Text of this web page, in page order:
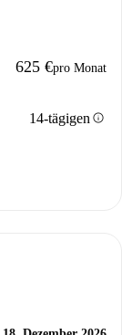
625 €pro Monat
14-tägigen info